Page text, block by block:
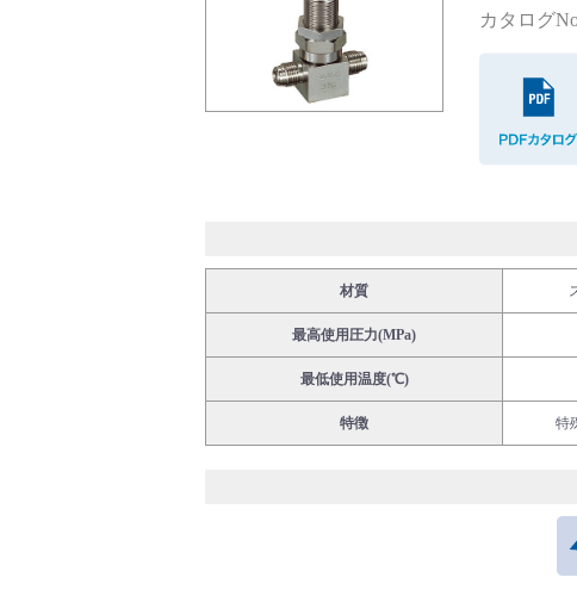
バルブ・継手・システムを探す
ダウンロード
カタログ
材質
最高使用圧力(MPa)
最低使用温度(℃)
特徴 特